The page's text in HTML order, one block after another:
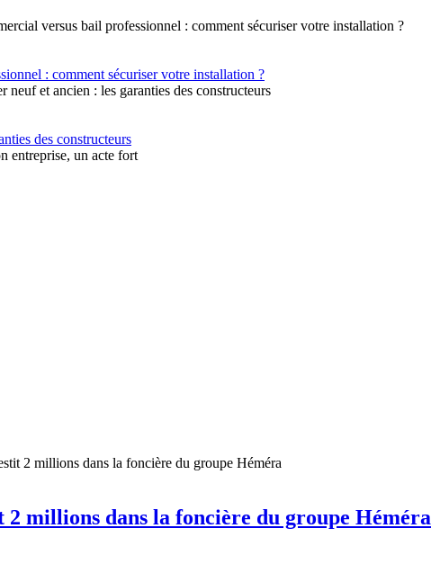
: comment sécuriser votre installation ?
des constructeurs
millions dans la foncière du groupe Héméra